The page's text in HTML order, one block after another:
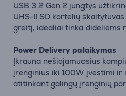
USB 3.2 Gen 2 jungtys
UHS-II SD kortelių
greitį, idealiai tinka dideliems
Power Delivery palaikymas
Įkrauna nešiojamuosius
įrenginius iki 100W įvestimi ir
atitinkant galingų įrenginių